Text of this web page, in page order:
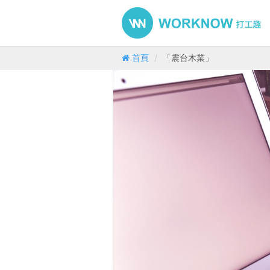
首頁 「震台木業」